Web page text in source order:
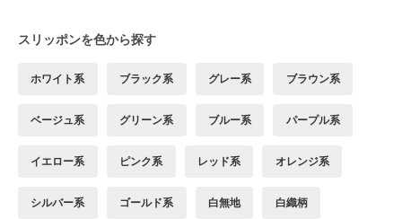
スリッポンを色から探す
ホワイト系 ブラック系 グレー系 ブラウン系
ベージュ系 グリーン系 ブルー系 パープル系
イエロー系 ピンク系 レッド系 オレンジ系
シルバー系 ゴールド系 白無地 白織柄